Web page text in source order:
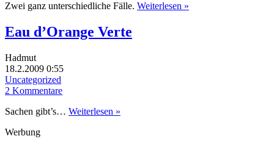
Zwei ganz unterschiedliche Fälle. Weiterlesen »
Eau d’Orange Verte
Hadmut
18.2.2009 0:55
Uncategorized
2 Kommentare
Sachen gibt’s… Weiterlesen »
Werbung